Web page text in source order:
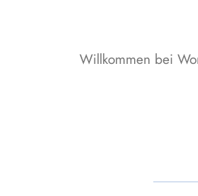
Willkommen bei